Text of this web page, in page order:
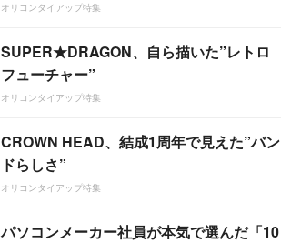
オリコンタイアップ特集
SUPER★DRAGON、自ら描いた”レトロ
フューチャー”
オリコンタイアップ特集
CROWN HEAD、結成1周年で見えた”バン
ドらしさ”
オリコンタイアップ特集
パソコンメーカー社員が本気で選んだ「10